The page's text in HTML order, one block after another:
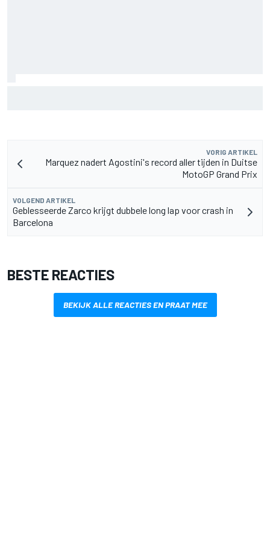
VORIG ARTIKEL
Marquez nadert Agostini's record aller tijden in Duitse
MotoGP Grand Prix
VOLGEND ARTIKEL
Geblesseerde Zarco krijgt dubbele long lap voor crash in
Barcelona
BESTE REACTIES
BEKIJK ALLE REACTIES EN PRAAT MEE